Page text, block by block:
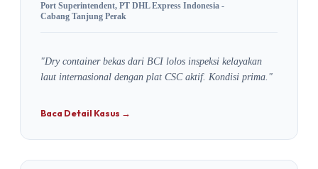
Port Superintendent, PT DHL Express Indonesia -
Cabang Tanjung Perak
"Dry container bekas dari BCI lolos inspeksi kelayakan
laut internasional dengan plat CSC aktif. Kondisi prima."
Baca Detail Kasus →